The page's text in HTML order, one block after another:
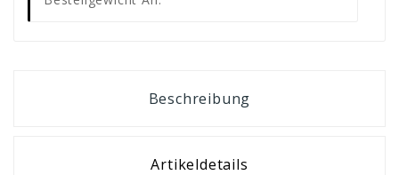
Beschreibung
Artikeldetails